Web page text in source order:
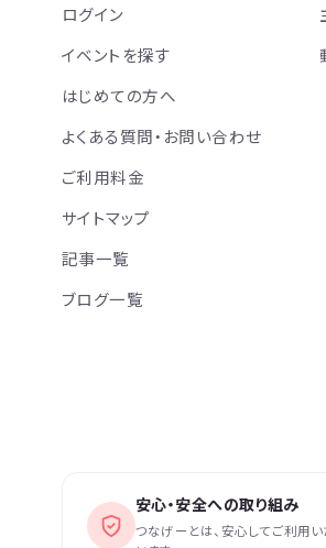
ログイン
イベントを探す
はじめての方へ
よくある質問・お問い合わせ
ご利用料金
サイトマップ
記事一覧
ブログ一覧
安心・安全への取り組み
つなげーとは、安心してご利用